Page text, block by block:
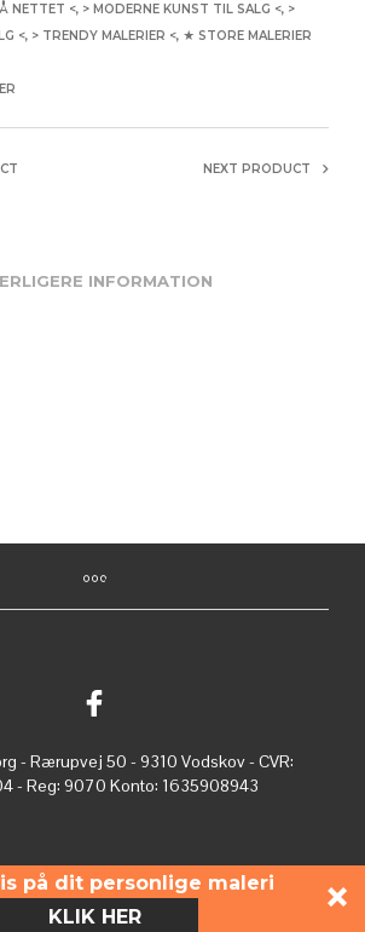
på dit personlige maleri
KLIK HER
NETTET <, > MODERNE KUNST TIL SALG <, >
<, > TRENDY MALERIER <, ★ STORE MALERIER
NEXT PRODUCT
INFORMATION
- Rærupvej 50 - 9310 Vodskov - CVR:
- Reg: 9070 Konto: 1635908943